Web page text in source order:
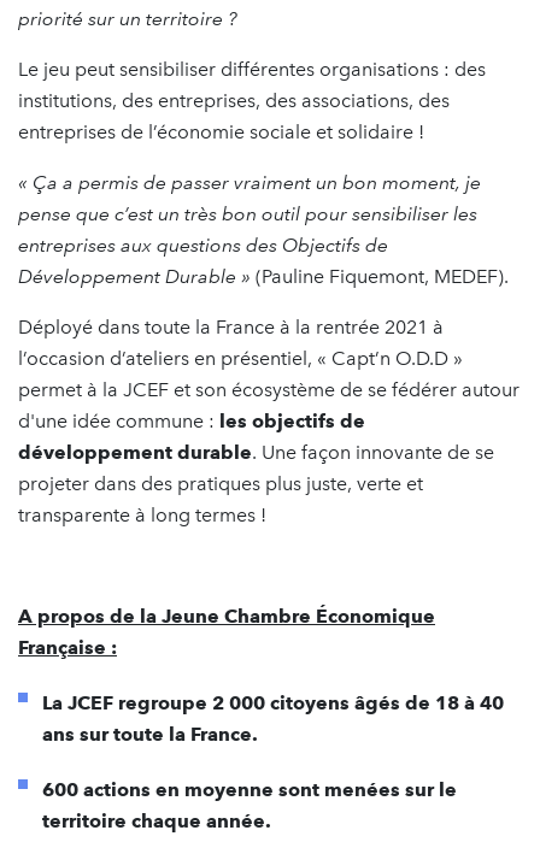
priorité sur un territoire ?
Le jeu peut sensibiliser différentes organisations : des
institutions, des entreprises, des associations, des
entreprises de l’économie sociale et solidaire !
« Ça a permis de passer vraiment un bon moment, je
pense que c’est un très bon outil pour sensibiliser les
entreprises aux questions des Objectifs de
Développement Durable » (Pauline Fiquemont, MEDEF).
Déployé dans toute la France à la rentrée 2021 à
l’occasion d’ateliers en présentiel, « Capt’n O.D.D »
permet à la JCEF et son écosystème de se fédérer autour
d'une idée commune : les objectifs de
développement durable. Une façon innovante de se
projeter dans des pratiques plus juste, verte et
transparente à long termes !
A propos de la Jeune Chambre Économique
Française :
La JCEF regroupe 2 000 citoyens âgés de 18 à 40
ans sur toute la France.
600 actions en moyenne sont menées sur le
territoire chaque année.